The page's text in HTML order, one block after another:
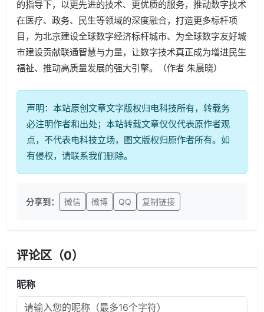
的指导下，以更先进的技术、更优质的服务，推动数字技术
在医疗、政务、民生等领域的深度融合，打造更多标杆项
目，为北京建设全球数字经济标杆城市、为全球数字友好城
市建设贡献联通智慧与力量，让数字技术真正成为增进民生
福祉、推动高质量发展的强大引擎。（作者 朱晨晓）
声明：本站原创文章文字版权归电科技所有，转载务
必注明作者和出处；本站转载文章仅仅代表原作者观
点，不代表电科技立场，图文版权归原作者所有。如
有侵权，请联系我们删除。
分享到： 微信 微博 QQ 复制链接
评论区（0）
昵称